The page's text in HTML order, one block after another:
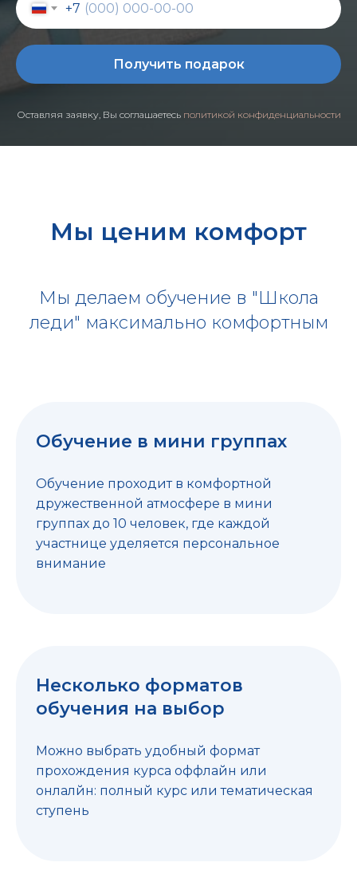
+7
Получить подарок
Оставляя заявку, Вы соглашаетесь политикой конфиденциальности
Мы ценим комфорт
Мы делаем обучение в "Школа
леди" максимально комфортным
Обучение в мини группах
Обучение проходит в комфортной
дружественной атмосфере в мини
группах до 10 человек, где каждой
участнице уделяется персональное
внимание
Несколько форматов
обучения на выбор
Можно выбрать удобный формат
прохождения курса оффлайн или
онлалйн: полный курс или тематическая
ступень